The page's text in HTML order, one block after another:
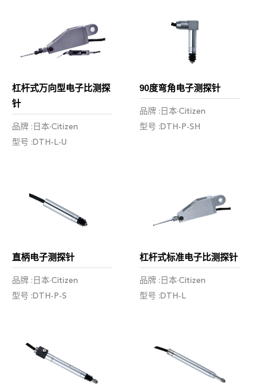
杠杆式万向型电子比测探
针
品牌 :日本·Citizen
型号 :DTH-L-U
90度弯角电子测探针
品牌 :日本·Citizen
型号 :DTH-P-SH
直柄电子测探针
品牌 :日本·Citizen
型号 :DTH-P-S
杠杆式标准电子比测探针
品牌 :日本·Citizen
型号 :DTH-L